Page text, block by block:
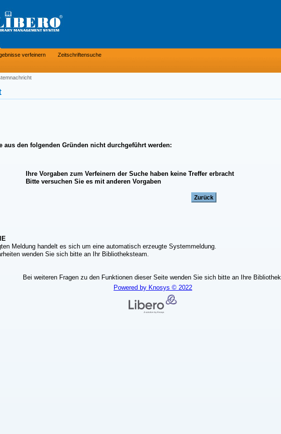
verfeinern Zeitschriftensuche
aus den folgenden Gründen nicht durchgeführt werden:
Ihre Vorgaben zum Verfeinern der Suche haben keine Treffer erbracht
Bitte versuchen Sie es mit anderen Vorgaben
Meldung handelt es sich um eine automatisch erzeugte Systemmeldung.
wenden Sie sich bitte an Ihr Bibliotheksteam.
Bei weiteren Fragen zu den Funktionen dieser Seite wenden Sie sich bitte an Ihre Bibliothek.
Powered by Knosys © 2022